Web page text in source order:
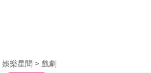
娛樂星聞 戲劇